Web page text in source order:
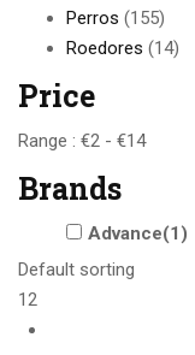
Perros (155)
Roedores (14)
Price
Range : €2 - €14
Brands
Advance(1)
Default sorting
12